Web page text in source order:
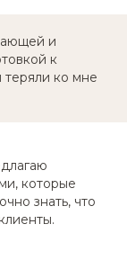
и
к
теряли ко мне
которые
знать, что